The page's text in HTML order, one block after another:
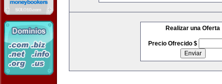
Realizar una Oferta
Precio Ofrecido $